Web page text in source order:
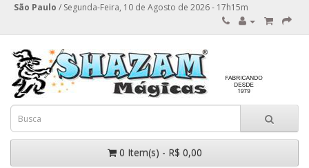
São Paulo / Segunda-Feira, 10 de Agosto de 2026 - 17h15m
0 Item(s) - R$ 0,00